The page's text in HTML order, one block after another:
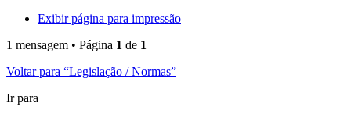
Exibir página para impressão
1 mensagem • Página 1 de 1
Voltar para “Legislação / Normas”
Ir para